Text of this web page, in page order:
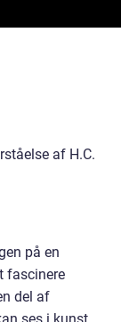
af H.C.
på en
fascinere
del af